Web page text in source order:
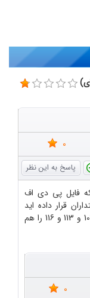
0
فایل پی دی اف
قرار داده اید
لطفا بعضی از شماره های مجله از جمله 101و 102 و 113 و 116 را هم
0